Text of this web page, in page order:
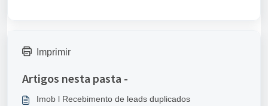
Imprimir
Artigos nesta pasta -
Imob l Recebimento de leads duplicados